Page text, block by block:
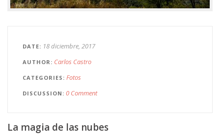
DATE 18 diciembre, 2017
AUTHOR Carlos Castro
CATEGORIES Fotos
DISCUSSION 0 Comment
La magia de las nubes